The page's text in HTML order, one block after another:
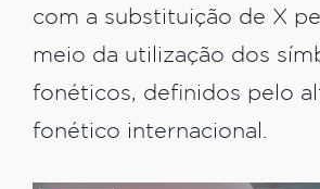
com a substituição de X
meio da utilização dos
fonéticos, definidos pelo
fonético internacional.